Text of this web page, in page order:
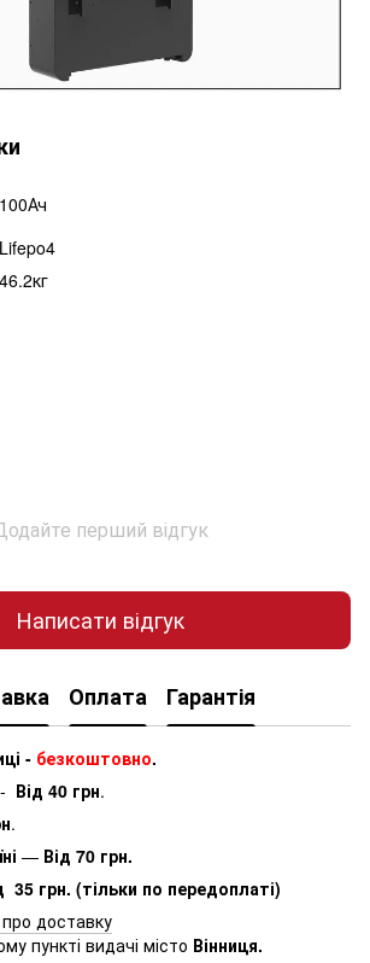
100Ач
Lifepo4
46.2кг
перший відгук
Написати відгук
Оплата Гарантія
- безкоштовно.
- Від 40 грн.
.
— Від 70 грн.
грн. (тільки по передоплаті)
доставку
пункті видачі місто Вінниця.